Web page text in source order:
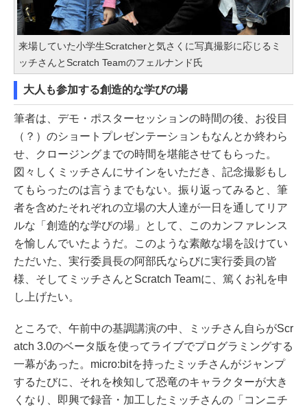
来場していた小学生Scratcherと気さくに写真撮影に応じるミ
ッチさんとScratch Teamのフェルナンド氏
大人も参加する創造的な学びの場
筆者は、デモ・ポスターセッションの時間の後、お役目
（？）のショートプレゼンテーションもなんとか終わら
せ、クロージングまでの時間を堪能させてもらった。
図々しくミッチさんにサインをいただき、記念撮影もし
てもらったのは言うまでもない。振り返ってみると、筆
者を含めたそれぞれの立場の大人達が一日を通してリア
ルな「創造的な学びの場」として、このカンファレンス
を愉しんでいたようだ。このような素敵な場を設けてい
ただいた、実行委員長の阿部氏ならびに実行委員の皆
様、そしてミッチさんとScratch Teamに、篤くお礼を申
し上げたい。
ところで、午前中の基調講演の中、ミッチさん自らがScr
atch 3.0のベータ版を使ってライブでプログラミングする
一幕があった。micro:bitを持ったミッチさんがジャンプ
するたびに、それを検知して恐竜のキャラクターが大き
くなり、即興で録音・加工したミッチさんの「コンニチ